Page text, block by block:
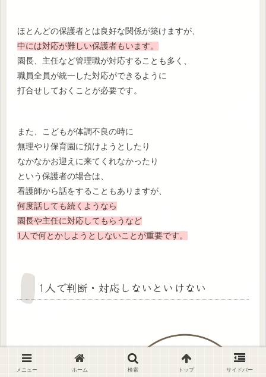
ほとんどの保護者とは良好な関係が築けますが、
中には対応が難しい保護者もいます。
園長、主任など管理職が対応することも多く、
職員全員が統一した対応ができるように
打合せしておくことが必要です。
また、こどもが体調不良の時に
無理やり保育園に預けようとしたり
なかなかお迎えに来てくれなかったり
という保護者の場合は、
看護師から話をすることもありますが、
何度話しても続くようなら
園長や主任に対応してもらうなど
1人で何とかしようとしないことが重要です。
1人で判断・対応しないといけない
メニュー ホーム 検索 トップ サイドバー